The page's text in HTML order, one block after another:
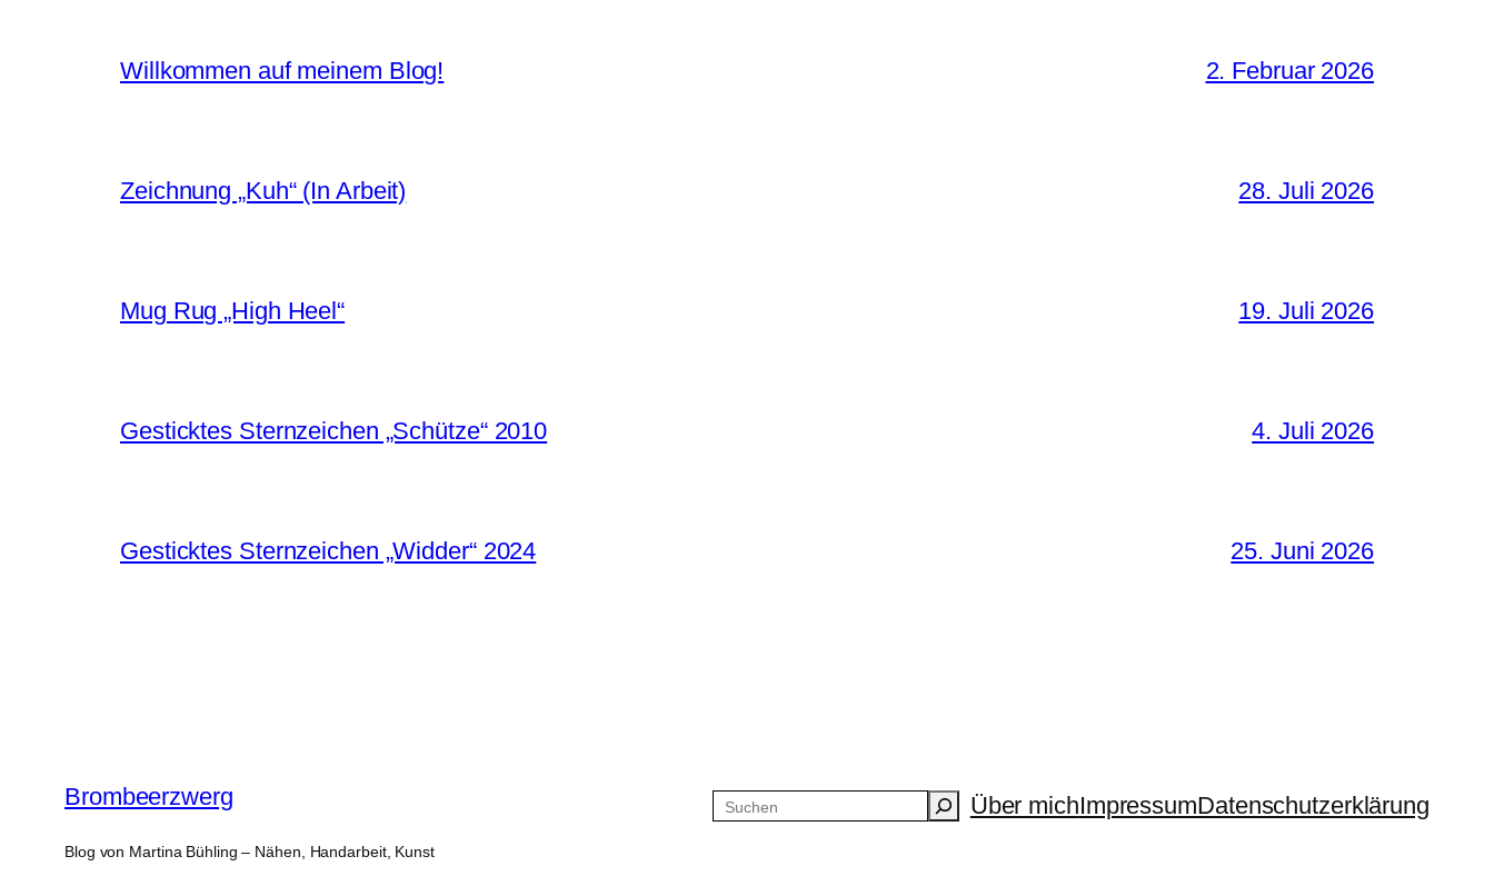
Willkommen auf meinem Blog! 2. Februar 2026
Zeichnung „Kuh“ (In Arbeit) 28. Juli 2026
Mug Rug „High Heel“ 19. Juli 2026
Gesticktes Sternzeichen „Schütze“ 2010 4. Juli 2026
Gesticktes Sternzeichen „Widder“ 2024 25. Juni 2026
Brombeerzwerg
Blog von Martina Bühling – Nähen, Handarbeit, Kunst
Suchen Über michImpressumDatenschutzerklärung